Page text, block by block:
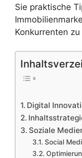
Sie praktische
Konkurrenten
Digital
Soziale
Social